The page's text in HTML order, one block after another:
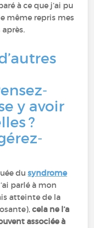
à ce que j’ai pu
même repris mes
y avoir
?
dusyndrome
parlé à mon
atteinte de la
cela ne l’a
associée à